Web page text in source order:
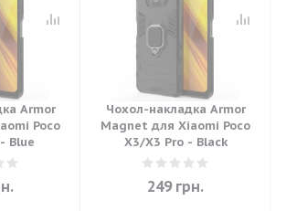
Armor
Poco
Blue
Чохол-накладка Armor
Magnet для Xiaomi Poco
X3/X3 Pro - Black
249грн.